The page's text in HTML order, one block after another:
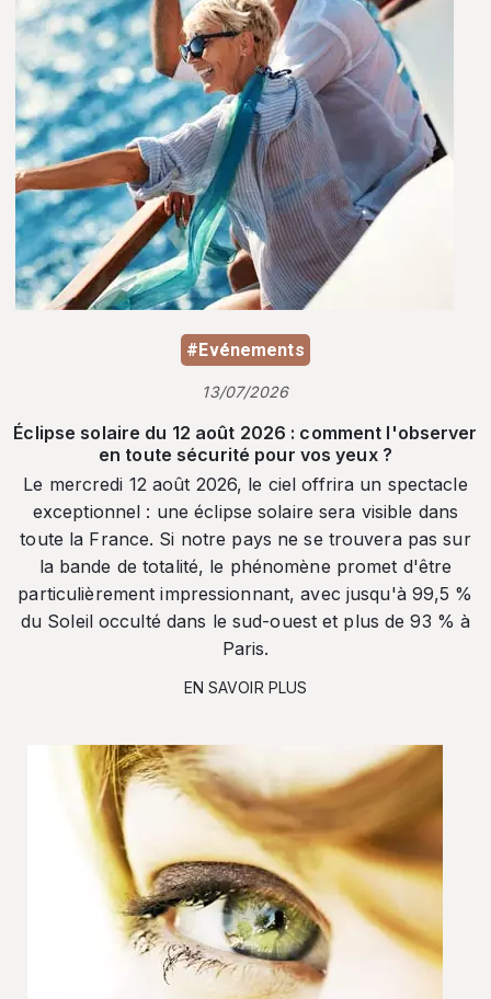
#Evénements
13/07/2026
Éclipse solaire du 12 août 2026 : comment l'observer
en toute sécurité pour vos yeux ?
Le mercredi 12 août 2026, le ciel offrira un spectacle
exceptionnel : une éclipse solaire sera visible dans
toute la France. Si notre pays ne se trouvera pas sur
la bande de totalité, le phénomène promet d'être
particulièrement impressionnant, avec jusqu'à 99,5 %
du Soleil occulté dans le sud-ouest et plus de 93 % à
Paris.
EN SAVOIR PLUS